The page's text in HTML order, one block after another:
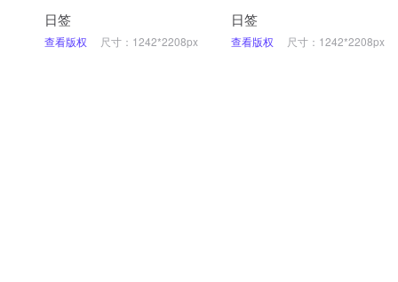
日签
查看版权 尺寸：1242*2208px
日签
查看版权 尺寸：1242*2208px